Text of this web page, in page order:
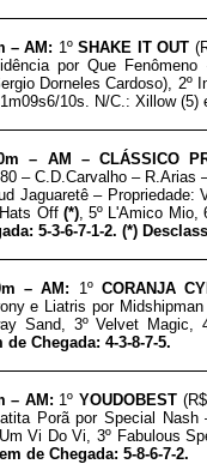
– AM: 1ºSHAKE IT OUT
por Que
Dorneles Cardoso), 2º
10s. N/C.: Xillow
– AM – CLÁSSICO
– C.D.Carvalho – R.Arias
Jaguaretê – Propriedade:
Off (*), 5º L'Amico Mio,
5-3-6-7-1-2. (*)
– AM: 1ºCORANJA
e Liatris por
Sand, 3º Velvet Magic,
de Chegada: 4-3-8-7-5.
– AM: 1º YOUDOBEST(R$
Porã por Special
Vi Do Vi, 3º Fabulous
de Chegada: 5-8-6-7-2.